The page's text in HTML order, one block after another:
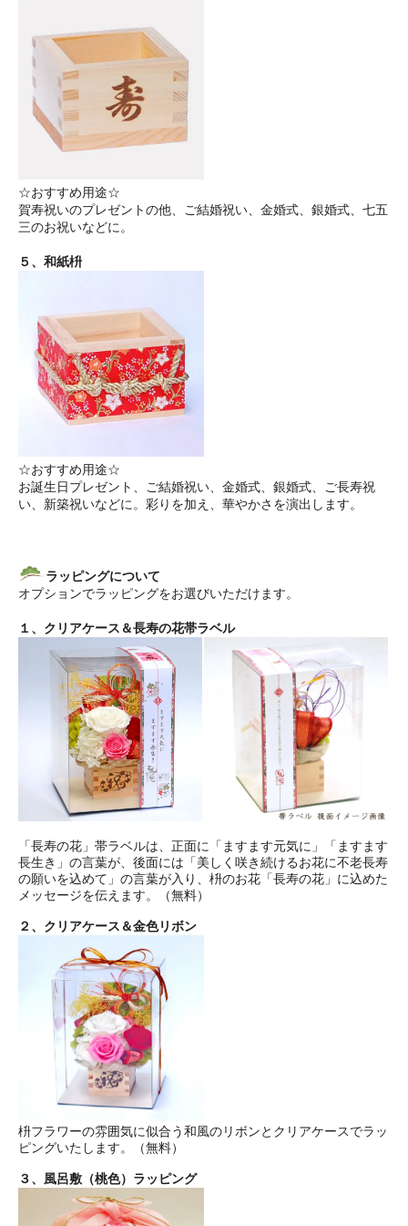
☆おすすめ用途☆
賀寿祝いのプレゼントの他、ご結婚祝い、金婚式、銀婚式、七五
三のお祝いなどに。
５、和紙枡
☆おすすめ用途☆
お誕生日プレゼント、ご結婚祝い、金婚式、銀婚式、ご長寿祝
い、新築祝いなどに。彩りを加え、華やかさを演出します。
ラッピングについて
オプションでラッピングをお選びいただけます。
１、クリアケース＆長寿の花帯ラベル
「長寿の花」帯ラベルは、正面に「ますます元気に」「ますます
長生き」の言葉が、後面には「美しく咲き続けるお花に不老長寿
の願いを込めて」の言葉が入り、枡のお花「長寿の花」に込めた
メッセージを伝えます。（無料）
２、クリアケース＆金色リボン
枡フラワーの雰囲気に似合う和風のリボンとクリアケースでラッ
ピングいたします。（無料）
３、風呂敷（桃色）ラッピング